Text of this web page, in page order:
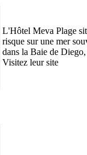
L'Hôtel Meva Plage
risque sur une mer
dans la Baie de
Visitez leur site